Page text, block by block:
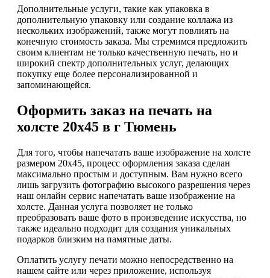
Дополнительные услуги, такие как упаковка в
дополнительную упаковку или создание коллажа из
нескольких изображений, также могут повлиять на
конечную стоимость заказа. Мы стремимся предложить
своим клиентам не только качественную печать, но и
широкий спектр дополнительных услуг, делающих
покупку еще более персонализированной и
запоминающейся.
Оформить заказ на печать на
холсте 20х45 в г Тюмень
Для того, чтобы напечатать ваше изображение на холсте
размером 20х45, процесс оформления заказа сделан
максимально простым и доступным. Вам нужно всего
лишь загрузить фотографию высокого разрешения через
наш онлайн сервис напечатать ваше изображение на
холсте. Данная услуга позволяет не только
преобразовать ваше фото в произведение искусства, но
также идеально подходит для создания уникальных
подарков близким на памятные даты.
Оплатить услугу печати можно непосредственно на
нашем сайте или через приложение, используя